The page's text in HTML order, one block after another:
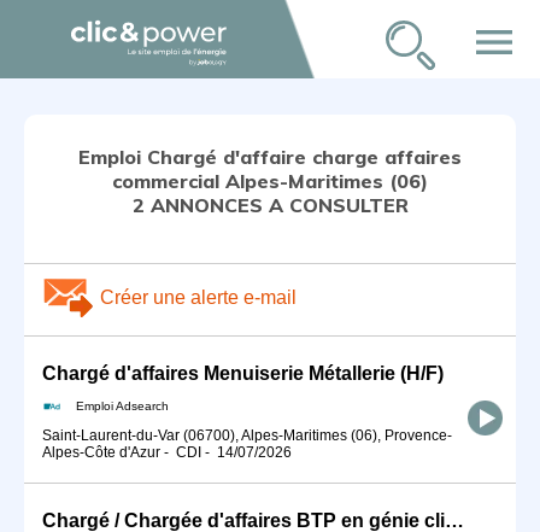
menu
Emploi Chargé d'affaire charge affaires
commercial Alpes-Maritimes (06)
2 ANNONCES A CONSULTER
Créer une alerte e-mail
Chargé d'affaires Menuiserie Métallerie (H/F)
Emploi Adsearch
Saint-Laurent-du-Var (06700), Alpes-Maritimes (06), Provence-
Alpes-Côte d'Azur - CDI - 14/07/2026
Chargé / Chargée d'affaires BTP en génie climatique et énergétiqu (H/F)